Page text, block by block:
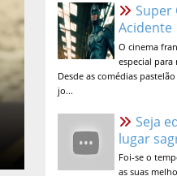
Acidente
O cinema
especial para
Desde as comédias
jo...
sagrado
Foi-se o
as suas
bom filme em uma sala